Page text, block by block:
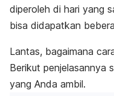
diperoleh di hari yang
bisa didapatkan
Lantas, bagaimana
Berikut penjelasannya
yang Anda ambil.